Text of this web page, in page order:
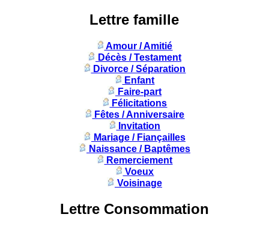
Lettre famille
Amour / Amitié
Décès / Testament
Divorce / Séparation
Enfant
Faire-part
Félicitations
Fêtes / Anniversaire
Invitation
Mariage / Fiançailles
Naissance / Baptêmes
Remerciement
Voeux
Voisinage
Lettre Consommation